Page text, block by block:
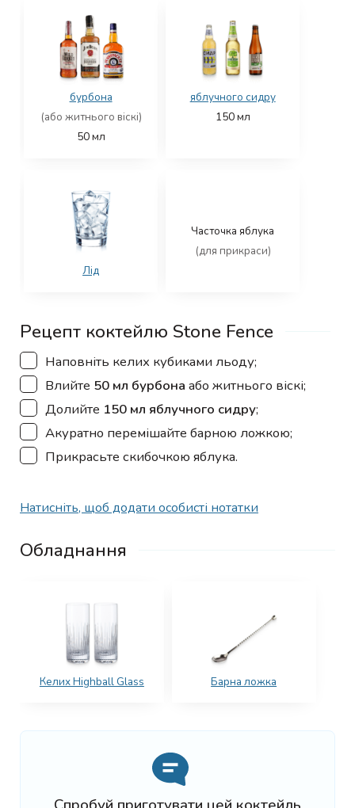
бурбона
(або житнього віскі)
50мл
яблучного сидру
150мл
Лід
Часточка яблука
(для прикраси)
Рецепт коктейлю Stone Fence
▢
Наповніть келих кубиками льоду;
▢
Влийте 50 мл бурбона або житнього віскі;
▢
Долийте 150 мл яблучного сидру;
▢
Акуратно перемішайте барною ложкою;
▢
Прикрасьте скибочкою яблука.
Натисніть, щоб додати особисті нотатки
Обладнання
Келих Highball Glass Барна ложка